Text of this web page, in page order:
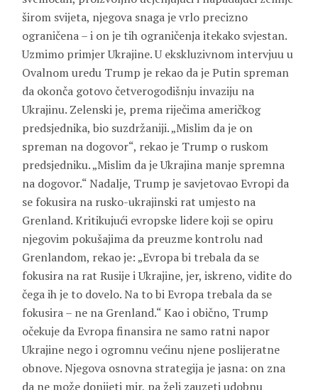
širom svijeta, njegova snaga je vrlo precizno
ograničena – i on je tih ograničenja itekako svjestan.
Uzmimo primjer Ukrajine. U ekskluzivnom intervjuu u
Ovalnom uredu Trump je rekao da je Putin spreman
da okonča gotovo četverogodišnju invaziju na
Ukrajinu. Zelenski je, prema riječima američkog
predsjednika, bio suzdržaniji. „Mislim da je on
spreman na dogovor“, rekao je Trump o ruskom
predsjedniku. „Mislim da je Ukrajina manje spremna
na dogovor.“ Nadalje, Trump je savjetovao Evropi da
se fokusira na rusko-ukrajinski rat umjesto na
Grenland. Kritikujući evropske lidere koji se opiru
njegovim pokušajima da preuzme kontrolu nad
Grenlandom, rekao je: „Evropa bi trebala da se
fokusira na rat Rusije i Ukrajine, jer, iskreno, vidite do
čega ih je to dovelo. Na to bi Evropa trebala da se
fokusira – ne na Grenland.“ Kao i obično, Trump
očekuje da Evropa finansira ne samo ratni napor
Ukrajine nego i ogromnu većinu njene poslijeratne
obnove. Njegova osnovna strategija je jasna: on zna
da ne može donijeti mir, pa želi zauzeti udobnu